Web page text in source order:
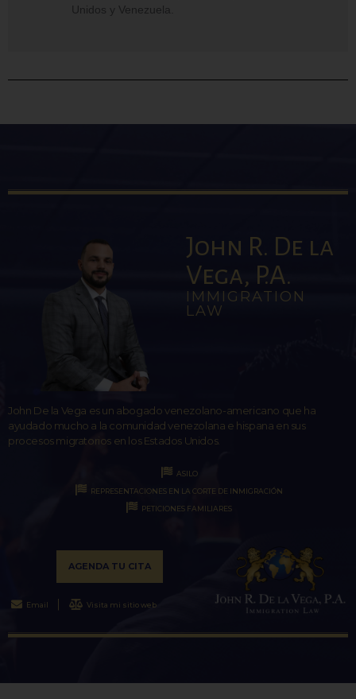
Unidos y Venezuela.
John R. De la
Vega, P.A.
IMMIGRATION
LAW
John De la Vega es un abogado venezolano-americano que ha
ayudado mucho a la comunidad venezolana e hispana en sus
procesos migratorios en los Estados Unidos.
ASILO
REPRESENTACIONES EN LA CORTE DE INMIGRACIÓN
PETICIONES FAMILIARES
AGENDA TU CITA
Email Visita mi sitio web